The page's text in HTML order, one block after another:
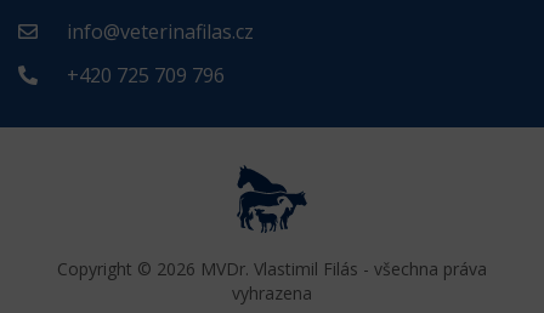
info@veterinafilas.cz
+420 725 709 796
Copyright © 2026 MVDr. Vlastimil Filás - všechna práva
vyhrazena